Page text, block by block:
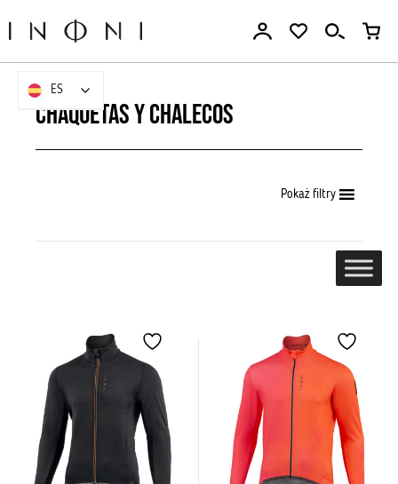
Chaquetas y chalecos
Pokaż filtry
ES
ES